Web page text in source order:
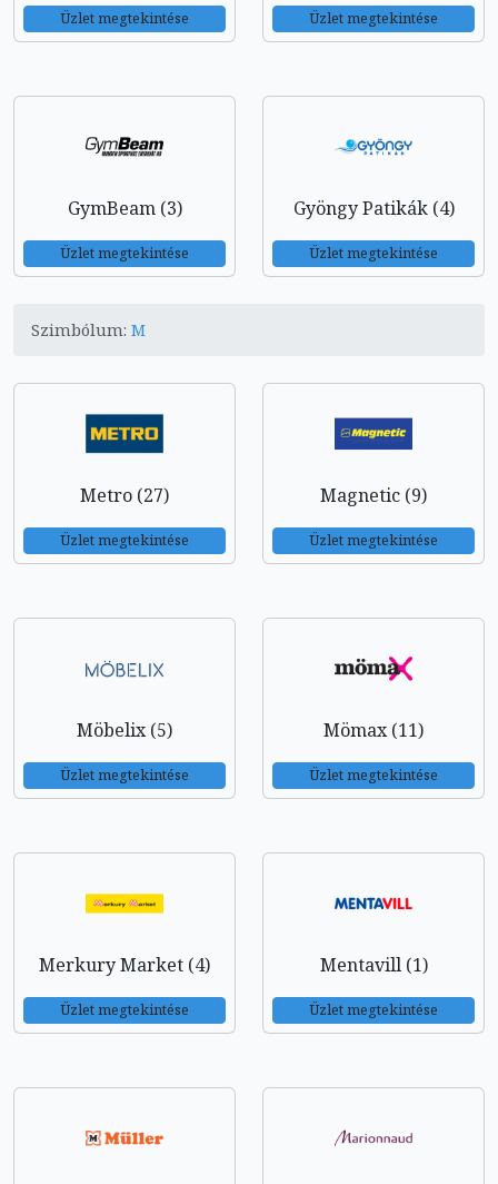
Üzlet megtekintése Üzlet megtekintése
GymBeam (3)
Üzlet megtekintése
Gyöngy Patikák (4)
Üzlet megtekintése
Szimbólum: M
Metro (27)
Üzlet megtekintése
Magnetic (9)
Üzlet megtekintése
Möbelix (5)
Üzlet megtekintése
Mömax (11)
Üzlet megtekintése
Merkury Market (4)
Üzlet megtekintése
Mentavill (1)
Üzlet megtekintése